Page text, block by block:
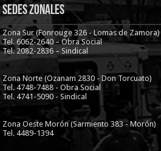
Sedes Zonales
Zona Sur (Fonrouge 326 - Lomas de Zamora)
Tel. 6062-2640 – Obra Social
Tel. 2082-2836 – Sindical
Zona Norte (Ozanam 2830 - Don Torcuato)
Tel. 4748-7488 - Obra Social
Tel. 4741-5090 - Sindical
Zona Oeste Morón (Sarmiento 383 - Morón)
Tel. 4489-1394